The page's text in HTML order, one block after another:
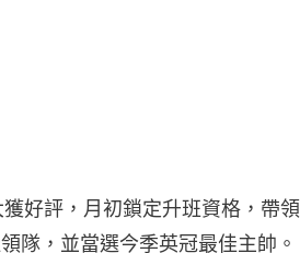
好評，月初鎖定升班資格，帶領
隊，並當選今季英冠最佳主帥。